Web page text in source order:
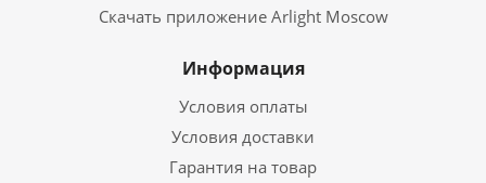
Скачать приложение Arlight Moscow
Информация
Условия оплаты
Условия доставки
Гарантия на товар